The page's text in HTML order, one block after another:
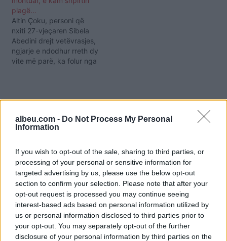
albeu.com - Do Not Process My Personal
Information
If you wish to opt-out of the sale, sharing to third parties, or
processing of your personal or sensitive information for
targeted advertising by us, please use the below opt-out
section to confirm your selection. Please note that after your
opt-out request is processed you may continue seeing
interest-based ads based on personal information utilized by
us or personal information disclosed to third parties prior to
your opt-out. You may separately opt-out of the further
disclosure of your personal information by third parties on the
plagë…
Altin Çoku, personi që
nxiti 27-vjeçaren Sibela
Abedini drejt vetëvrasjes,
ngjarje e ndodhur rreth dy
vite më parë, ka folur nga
akuzat, duke deklaruar se
padrejtësi nga
institucionet e shtetit
Shtuarmë 15.02.2024 09:56